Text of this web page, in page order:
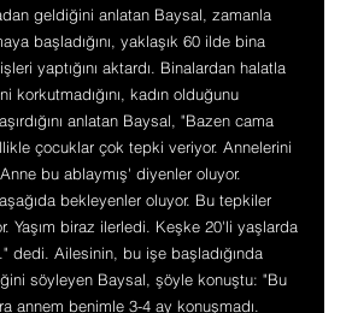
geldiğini anlatan Baysal, zamanla
başladığını, yaklaşık 60 ilde bina
yaptığını aktardı. Binalardan halatla
korkutmadığını, kadın olduğunu
anlatan Baysal, "Bazen cama
çocuklar çok tepki veriyor. Annelerini
bu ablaymış' diyenler oluyor.
bekleyenler oluyor. Bu tepkiler
Yaşım biraz ilerledi. Keşke 20'li yaşlarda
dedi. Ailesinin, bu işe başladığında
söyleyen Baysal, şöyle konuştu: "Bu
annem benimle 3-4 ay konuşmadı.